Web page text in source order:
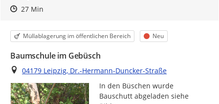
Zeitpunkt des Erstellens
Zeitpunkt des Erstellens
27 MinZur Äußerung
Kategorie
Müllablagerung im öffentlichen Bereich Status
Neu
Baumschule im Gebüsch
Ort
04179 Leipzig, Dr.-Hermann-Duncker-Straße
In den Büschen wurde
Bauschutt abgeladen siehe